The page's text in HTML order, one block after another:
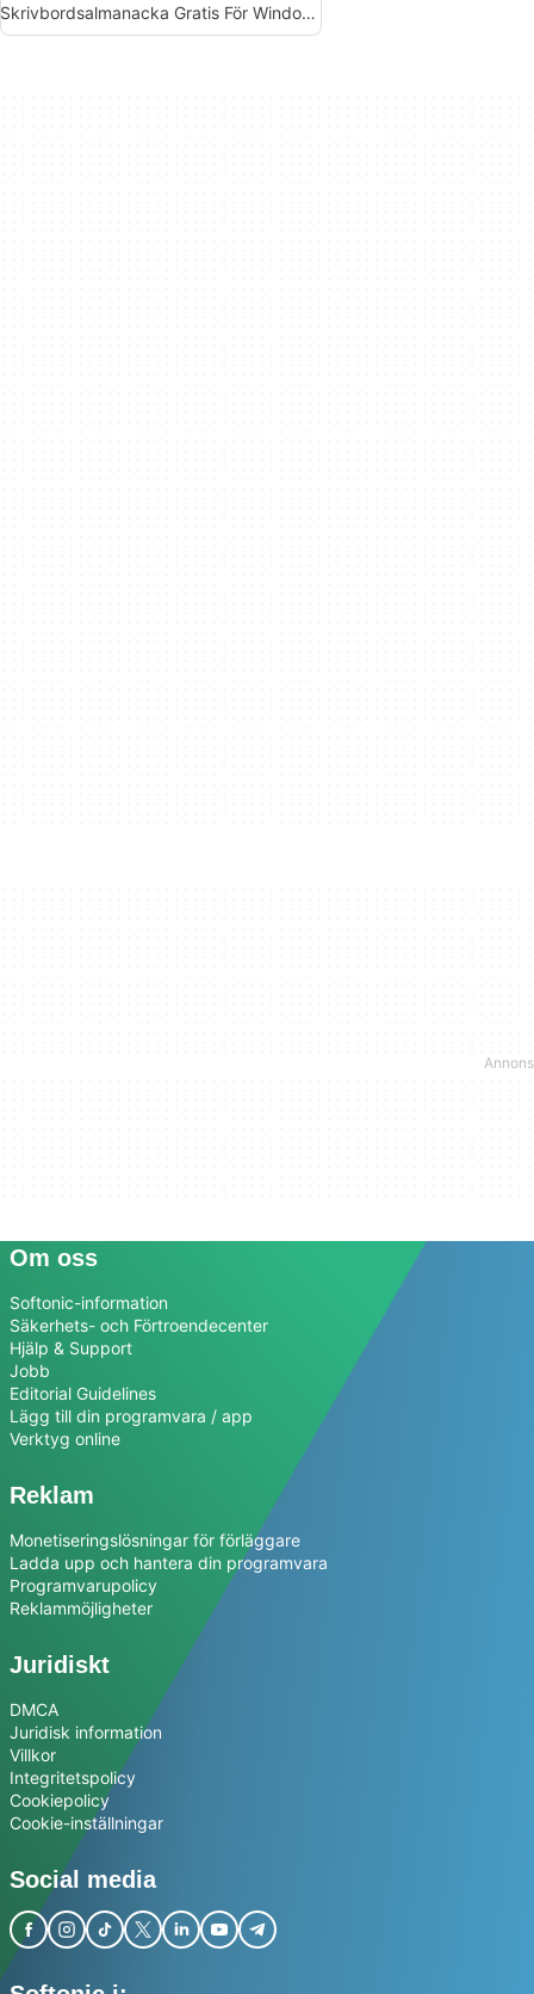
Skrivbordsalmanacka Gratis För Windows
Om oss
Softonic-information
Säkerhets- och Förtroendecenter
Hjälp & Support
Jobb
Editorial Guidelines
Lägg till din programvara / app
Verktyg online
Reklam
Monetiseringslösningar för förläggare
Ladda upp och hantera din programvara
Programvarupolicy
Reklammöjligheter
Juridiskt
DMCA
Juridisk information
Villkor
Integritetspolicy
Cookiepolicy
Cookie-inställningar
Social media